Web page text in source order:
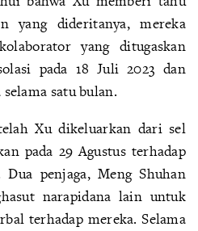
yang dideritanya, mereka
yang ditugaskan
pada 18 Juli 2023 dan
satu bulan.
Xu dikeluarkan dari sel
pada 29 Agustus terhadap
penjaga, Meng Shuhan
narapidana lain untuk
terhadap mereka. Selama